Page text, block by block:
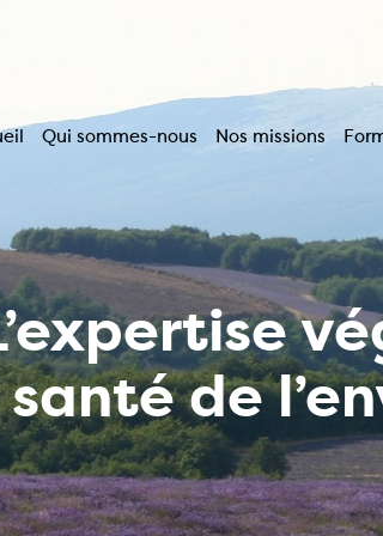
Qui sommes-nous Nos missions
de